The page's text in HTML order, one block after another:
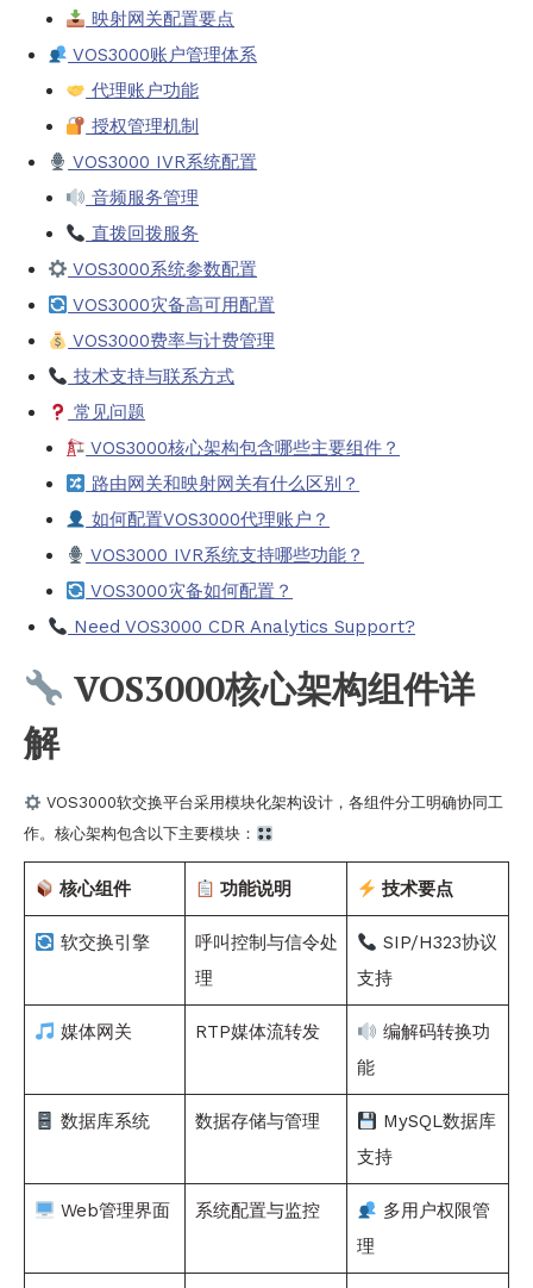
映射网关配置要点
VOS3000账户管理体系
代理账户功能
授权管理机制
VOS3000 IVR系统配置
音频服务管理
直拨回拨服务
VOS3000系统参数配置
VOS3000灾备高可用配置
VOS3000费率与计费管理
技术支持与联系方式
常见问题
VOS3000核心架构包含哪些主要组件？
路由网关和映射网关有什么区别？
如何配置VOS3000代理账户？
VOS3000 IVR系统支持哪些功能？
VOS3000灾备如何配置？
Need VOS3000 CDR Analytics Support?
VOS3000核心架构组件详
解
VOS3000软交换平台采用模块化架构设计，各组件分工明确协同工
作。核心架构包含以下主要模块：
核心组件 功能说明 技术要点
软交换引擎
呼叫控制与信令处
理
SIP/H323协议
支持
媒体网关 RTP媒体流转发
编解码转换功
能
数据库系统 数据存储与管理
MySQL数据库
支持
Web管理界面 系统配置与监控
多用户权限管
理